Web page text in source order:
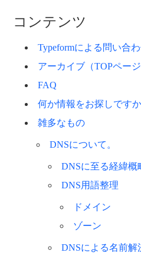
コンテンツ
Typeformによる問い合
アーカイブ（TOPページ
FAQ
何か情報をお探しです
雑多なもの
DNSについて。
DNSに至る経緯概
DNS用語整理
ドメイン
ゾーン
DNSによる名前解